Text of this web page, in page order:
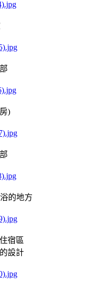
)
的地方
宿區
設計